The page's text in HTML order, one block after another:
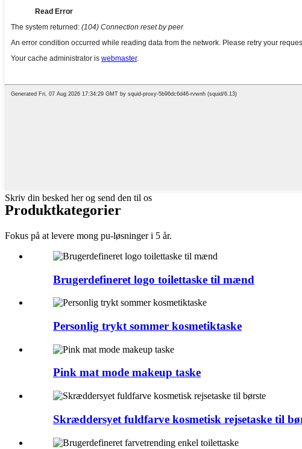
Skriv din besked her og send den til os
Produktkategorier
Fokus på at levere mong pu-løsninger i 5 år.
Brugerdefineret logo toilettaske til mænd
Personlig trykt sommer kosmetiktaske
Pink mat mode makeup taske
Skræddersyet fuldfarve kosmetisk rejsetaske til